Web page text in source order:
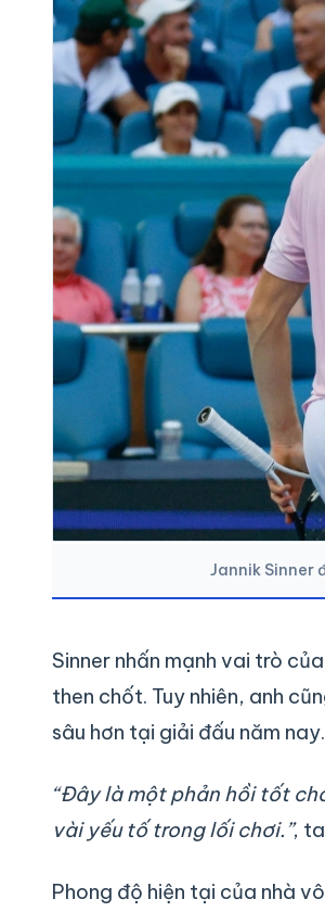
Jannik Sinner
Sinner nhấn mạnh vai trò
then chốt. Tuy nhiên, anh
sâu hơn tại giải đấu năm nay.
“Đây là một phản hồi tốt
vài yếu tố trong lối chơi.”,
Phong độ hiện tại của nhà